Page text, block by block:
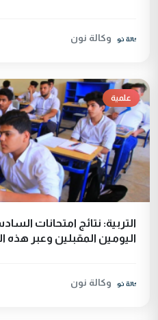
وكالة نون
علمية
التربية: نتائج امتحانات
اليومين المقبلين وعبر هذه
وكالة نون